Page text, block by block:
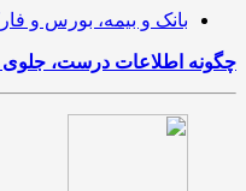
بانک و بیمه، بورس و
چگونه اطلاعات درست، جلوی